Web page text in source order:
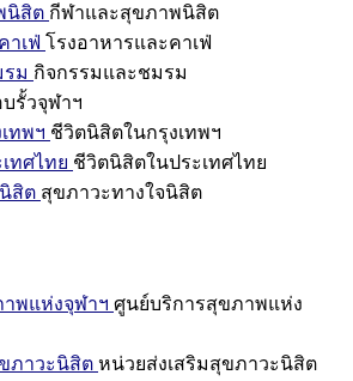
นิสิต กีฬาและสุขภาพนิสิต
าเฟ่ โรงอาหารและคาเฟ่
ม กิจกรรมและชมรม
บรั้วจุฬาฯ
ทพฯ ชีวิตนิสิตในกรุงเทพฯ
ทศไทย ชีวิตนิสิตในประเทศไทย
สิต สุขภาวะทางใจนิสิต
พแห่งจุฬาฯ ศูนย์บริการสุขภาพแห่ง
ภาวะนิสิต หน่วยส่งเสริมสุขภาวะนิสิต